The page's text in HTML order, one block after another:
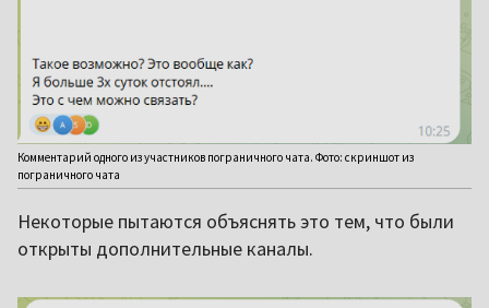
Комментарий одного из участников пограничного чата. Фото: скриншот из
пограничного чата
Некоторые пытаются объяснять это тем, что были
открыты дополнительные каналы.